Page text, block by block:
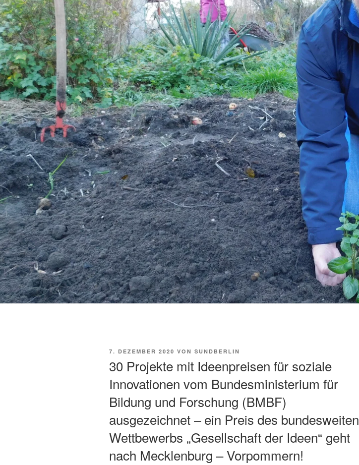
VERÖFFENTLICHT
7. DEZEMBER 2020 VON SUNDBERLIN
30 Projekte mit Ideenpreisen für soziale
Innovationen vom Bundesministerium für
Bildung und Forschung (BMBF)
ausgezeichnet – ein Preis des bundesweiten
Wettbewerbs „Gesellschaft der Ideen“ geht
nach Mecklenburg – Vorpommern!